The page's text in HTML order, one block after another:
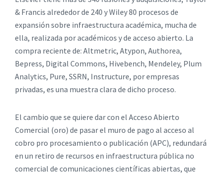
& Francis alrededor de 240 y Wiley 80 procesos de
expansión sobre infraestructura académica, mucha de
ella, realizada por académicos y de acceso abierto. La
compra reciente de: Altmetric, Atypon, Authorea,
Bepress, Digital Commons, Hivebench, Mendeley, Plum
Analytics, Pure, SSRN, Instructure, por empresas
privadas, es una muestra clara de dicho proceso.
El cambio que se quiere dar con el Acceso Abierto
Comercial (oro) de pasar el muro de pago al acceso al
cobro pro procesamiento o publicación (APC), redundará
en un retiro de recursos en infraestructura pública no
comercial de comunicaciones científicas abiertas, que